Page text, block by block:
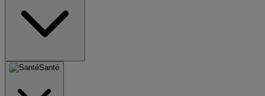
Santé